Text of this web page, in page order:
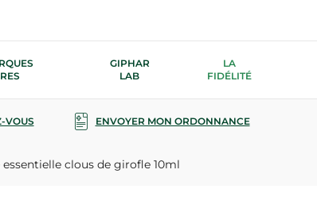
GIPHAR
LAB
LA
FIDÉLITÉ
VOUS ENVOYER MON ORDONNANCE
essentielle clous de girofle 10ml